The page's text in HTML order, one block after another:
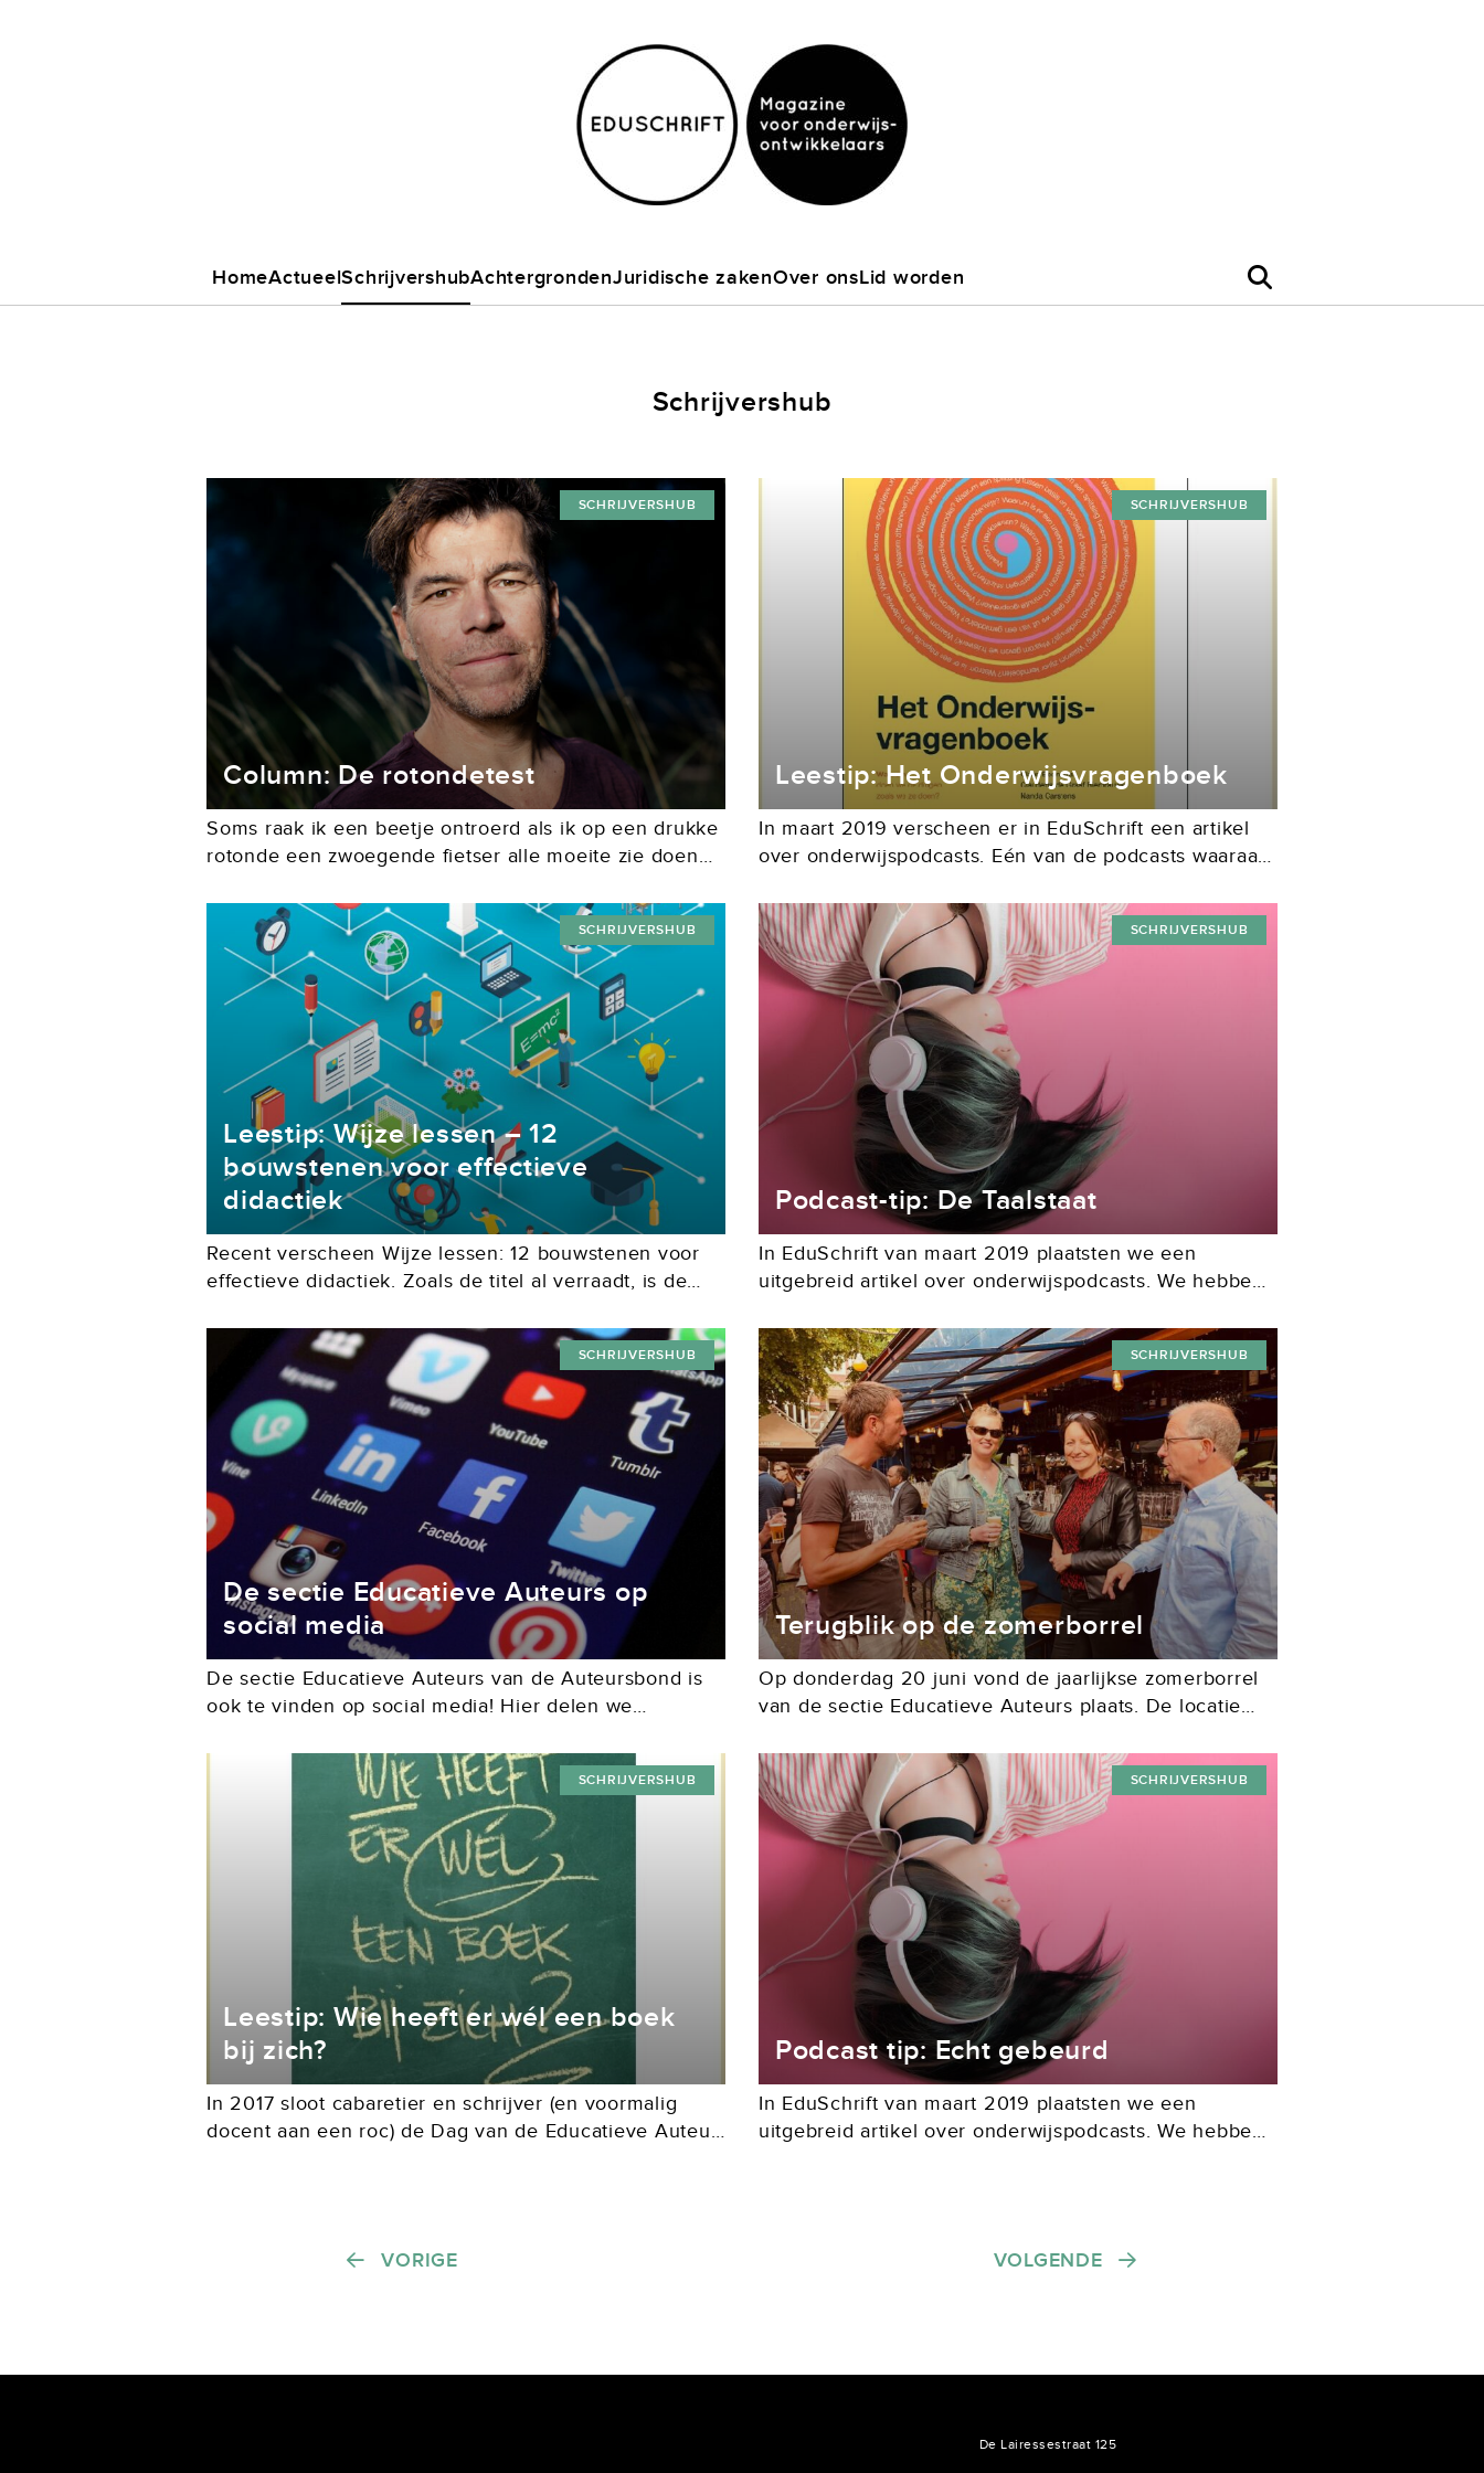
HomeActueelSchrijvershubAchtergrondenJuridische zakenOver onsLid worden
Schrijvershub
Column: De rotondetest
Soms raak ik een beetje ontroerd als ik op een drukke
rotonde een zwoegende fietser alle moeite zie doen
uit te steken. Voor...
SCHRIJVERSHUB
Leestip: Het Onderwijsvragenboek
In maart 2019 verscheen er in EduSchrift een artikel
over onderwijspodcasts. Eén van de podcasts waaraan
podcast van Operation Education. Nu is er Het
Onderwijsvragenboek,...
SCHRIJVERSHUB
Leestip: Wijze lessen – 12
bouwstenen voor effectieve
didactiek
Recent verscheen Wijze lessen: 12 bouwstenen voor
effectieve didactiek. Zoals de titel al verraadt, is de
De auteurs willen een brug...
SCHRIJVERSHUB
Podcast-tip: De Taalstaat
In EduSchrift van maart 2019 plaatsten we een
uitgebreid artikel over onderwijspodcasts. We hebben
plaatsen we vanaf nu in elke editie van EduSchrift
een...
SCHRIJVERSHUB
De sectie Educatieve Auteurs op
social media
De sectie Educatieve Auteurs van de Auteursbond is
ook te vinden op social media! Hier delen we
de sectie, artikelen en kondigen we...
SCHRIJVERSHUB
Terugblik op de zomerborrel
Op donderdag 20 juni vond de jaarlijkse zomerborrel
van de sectie Educatieve Auteurs plaats. De locatie
het gezellige Plein 6-7 in Den...
SCHRIJVERSHUB
Leestip: Wie heeft er wél een boek
bij zich?
In 2017 sloot cabaretier en schrijver (en voormalig
docent aan een roc) de Dag van de Educatieve Auteur
SCHRIJVERSHUB
Podcast tip: Echt gebeurd
In EduSchrift van maart 2019 plaatsten we een
uitgebreid artikel over onderwijspodcasts. We hebben
SCHRIJVERSHUB
VORIGE VOLGENDE
De Lairessestraat 125